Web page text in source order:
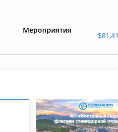
Мероприятия
$81,41